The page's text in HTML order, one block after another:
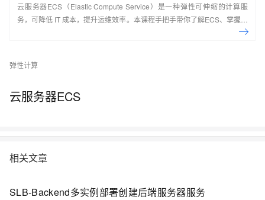
云服务器ECS（Elastic Compute Service）是一种弹性可伸缩的计算服
务，可降低 IT 成本，提升运维效率。本课程手把手带你了解ECS、掌握基
本操作、动手实操快照管理、镜像管理等。了解产品详
弹性计算
云服务器ECS
相关文章
SLB-Backend多实例部署创建后端服务器服务